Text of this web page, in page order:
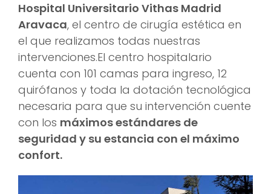
Hospital Universitario Vithas Madrid
Aravaca, el centro de cirugía estética en
el que realizamos todas nuestras
intervenciones.El centro hospitalario
cuenta con 101 camas para ingreso, 12
quirófanos y toda la dotación tecnológica
necesaria para que su intervención cuente
con los máximos estándares de
seguridad y su estancia con el máximo
confort.